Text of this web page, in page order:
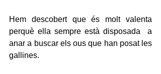
Hem descobert que és molt valenta
perquè ella sempre està disposada  a
anar a buscar els ous que han posat les
gallines.